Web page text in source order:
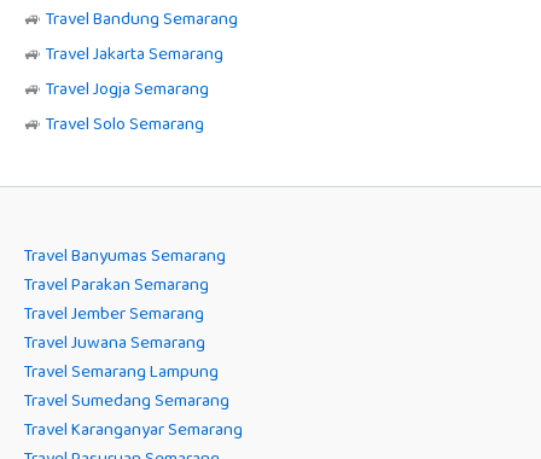
🚙 Travel Bandung Semarang
🚙 Travel Jakarta Semarang
🚙 Travel Jogja Semarang
🚙 Travel Solo Semarang
Travel Banyumas Semarang
Travel Parakan Semarang
Travel Jember Semarang
Travel Juwana Semarang
Travel Semarang Lampung
Travel Sumedang Semarang
Travel Karanganyar Semarang